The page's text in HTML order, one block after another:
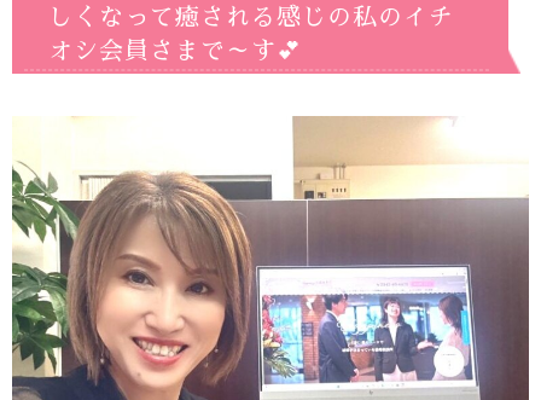
しくなって癒される感じの私のイチ
オシ会員さまで～す💕